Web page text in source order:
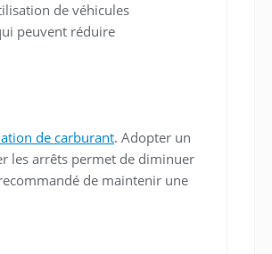
de véhicules
peuvent réduire
de carburant. Adopter un
les arrêts permet de diminuer
de maintenir une